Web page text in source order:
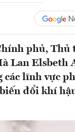
phủ, Thủ
Lan Elsbeth
lĩnh vực
đổi khí